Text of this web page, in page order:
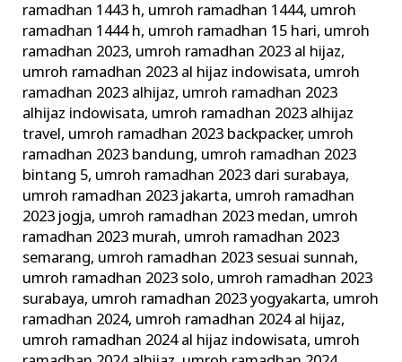
ramadhan 1443 h, umroh ramadhan 1444, umroh
ramadhan 1444 h, umroh ramadhan 15 hari, umroh
ramadhan 2023, umroh ramadhan 2023 al hijaz,
umroh ramadhan 2023 al hijaz indowisata, umroh
ramadhan 2023 alhijaz, umroh ramadhan 2023
alhijaz indowisata, umroh ramadhan 2023 alhijaz
travel, umroh ramadhan 2023 backpacker, umroh
ramadhan 2023 bandung, umroh ramadhan 2023
bintang 5, umroh ramadhan 2023 dari surabaya,
umroh ramadhan 2023 jakarta, umroh ramadhan
2023 jogja, umroh ramadhan 2023 medan, umroh
ramadhan 2023 murah, umroh ramadhan 2023
semarang, umroh ramadhan 2023 sesuai sunnah,
umroh ramadhan 2023 solo, umroh ramadhan 2023
surabaya, umroh ramadhan 2023 yogyakarta, umroh
ramadhan 2024, umroh ramadhan 2024 al hijaz,
umroh ramadhan 2024 al hijaz indowisata, umroh